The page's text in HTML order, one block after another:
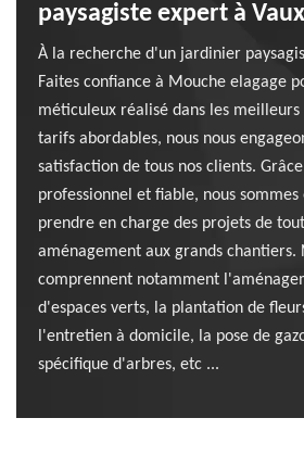
paysagiste expert à Vaux
À la recherche d'un jardinier
Faites confiance à Mouche elagage
méticuleux réalisé dans les meilleurs
tarifs abordables, nous nous
satisfaction de tous nos clients.
professionnel et fiable, nous sommes
prendre en charge des projets de
aménagement aux grands chantiers.
comprennent notamment
d'espaces verts, la plantation de
l'entretien à domicile, la pose de
spécifique d'arbres, etc ...